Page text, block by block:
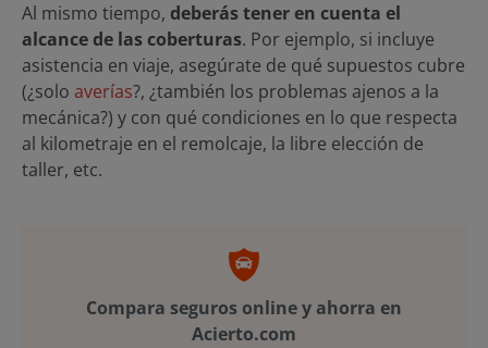
Al mismo tiempo, deberás tener en cuenta el
alcance de las coberturas. Por ejemplo, si incluye
asistencia en viaje, asegúrate de qué supuestos cubre
(¿solo averías?, ¿también los problemas ajenos a la
mecánica?) y con qué condiciones en lo que respecta
al kilometraje en el remolcaje, la libre elección de
taller, etc.
Compara seguros online y ahorra en
Acierto.com